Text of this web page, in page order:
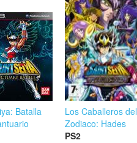
Batalla
Los Caballeros del
Zodiaco: Hades
PS2